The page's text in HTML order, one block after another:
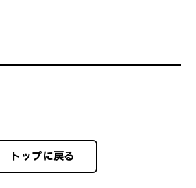
トップに戻る